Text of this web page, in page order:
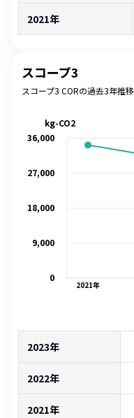
2021年
スコープ3
スコープ3 CORの過去3年推移
2021年
0
9,000
18,000
27,000
36,000
kg-CO2
2023年
2022年
2021年